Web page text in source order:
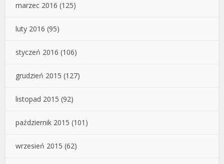
marzec 2016 (125)
luty 2016 (95)
styczeń 2016 (106)
grudzień 2015 (127)
listopad 2015 (92)
październik 2015 (101)
wrzesień 2015 (62)